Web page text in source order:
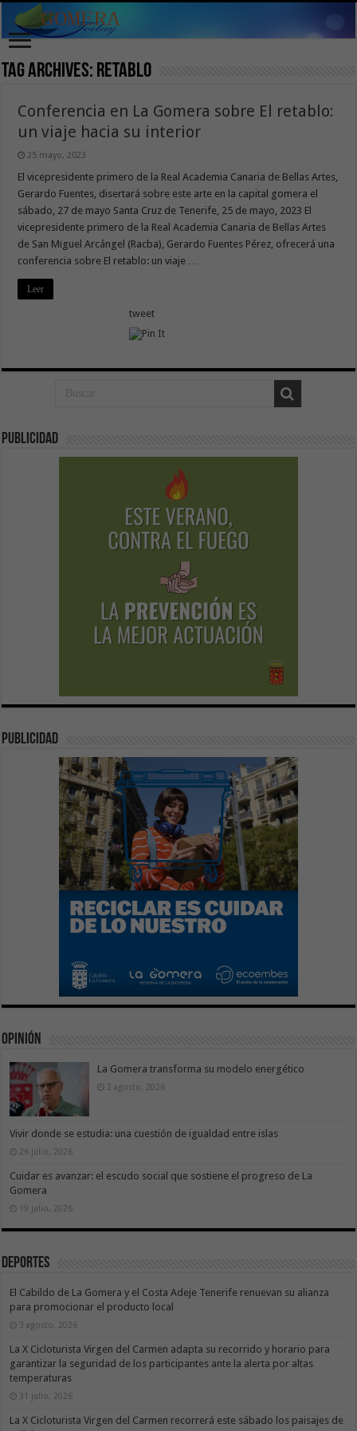
Tag Archives: retablo
Conferencia en La Gomera sobre El retablo:
un viaje hacia su interior
25 mayo, 2023
El vicepresidente primero de la Real Academia Canaria de Bellas Artes,
Gerardo Fuentes, disertará sobre este arte en la capital gomera el
sábado, 27 de mayo Santa Cruz de Tenerife, 25 de mayo, 2023 El
vicepresidente primero de la Real Academia Canaria de Bellas Artes
de San Miguel Arcángel (Racba), Gerardo Fuentes Pérez, ofrecerá una
conferencia sobre El retablo: un viaje …
Leer
tweet
Publicidad
publicidad
Opinión
La Gomera transforma su modelo energético
2 agosto, 2026
Vivir donde se estudia: una cuestión de igualdad entre islas
26 julio, 2026
Cuidar es avanzar: el escudo social que sostiene el progreso de La
Gomera
19 julio, 2026
Deportes
El Cabildo de La Gomera y el Costa Adeje Tenerife renuevan su alianza
para promocionar el producto local
3 agosto, 2026
La X Cicloturista Virgen del Carmen adapta su recorrido y horario para
garantizar la seguridad de los participantes ante la alerta por altas
temperaturas
31 julio, 2026
La X Cicloturista Virgen del Carmen recorrerá este sábado los paisajes de